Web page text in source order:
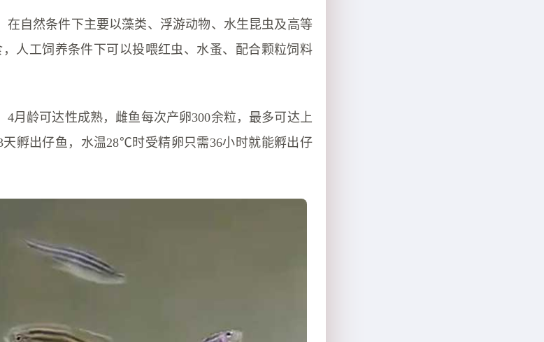
在自然条件下主要以藻类、浮游动物、水生昆虫及高等
人工饲养条件下可以投喂红虫、水蚤、配合颗粒饲料
4月龄可达性成熟，雌鱼每次产卵300余粒，最多可达上
孵出仔鱼，水温28℃时受精卵只需36小时就能孵出仔